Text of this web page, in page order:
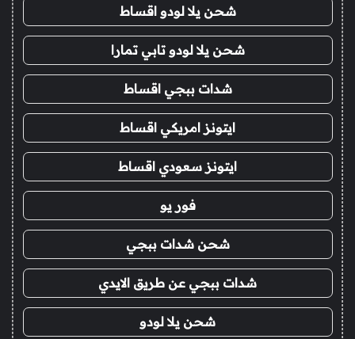
شحن يلا لودو اقساط
شحن يلا لودو تابي تمارا
شدات ببجي اقساط
ايتونز امريكي اقساط
ايتونز سعودي اقساط
فور يو
شحن شدات ببجي
شدات ببجي عن طريق الايدي
شحن يلا لودو